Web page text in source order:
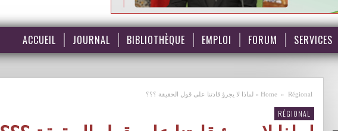
ACCUEIL JOURNAL BIBLIOTHÈQUE EMPLOI FORUM SERVICES
Home » Régional
» لماذا لا يجرؤ قادتنا على قول الحقيقة ؟؟؟
RÉGIONAL